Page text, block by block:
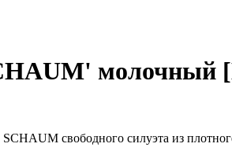
молочный
свободного силуэта из